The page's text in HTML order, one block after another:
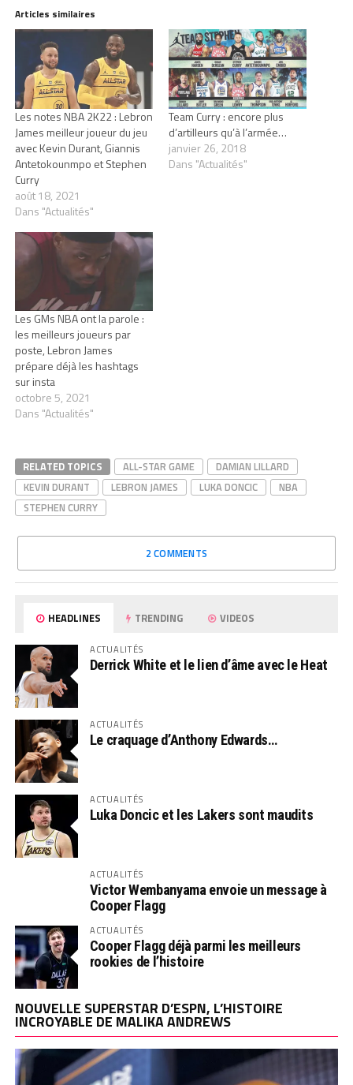
Articles similaires
Les notes NBA 2K22 : Lebron
James meilleur joueur du jeu
avec Kevin Durant, Giannis
Antetokounmpo et Stephen
Curry
août 18, 2021
Dans "Actualités"
Team Curry : encore plus
d’artilleurs qu’à l’armée…
janvier 26, 2018
Dans "Actualités"
Les GMs NBA ont la parole :
les meilleurs joueurs par
poste, Lebron James
prépare déjà les hashtags
sur insta
octobre 5, 2021
Dans "Actualités"
RELATED TOPICS ALL-STAR GAME
DAMIAN LILLARD
KEVIN DURANT
LEBRON JAMES LUKA DONCIC
NBA
STEPHEN CURRY
2 COMMENTS
HEADLINES TRENDING VIDEOS
ACTUALITÉS
Derrick White et le lien d’âme avec le Heat
ACTUALITÉS
Le craquage d’Anthony Edwards…
ACTUALITÉS
Luka Doncic et les Lakers sont maudits
ACTUALITÉS
Victor Wembanyama envoie un message à
Cooper Flagg
ACTUALITÉS
Cooper Flagg déjà parmi les meilleurs
rookies de l’histoire
NOUVELLE SUPERSTAR D’ESPN, L’HISTOIRE
INCROYABLE DE MALIKA ANDREWS